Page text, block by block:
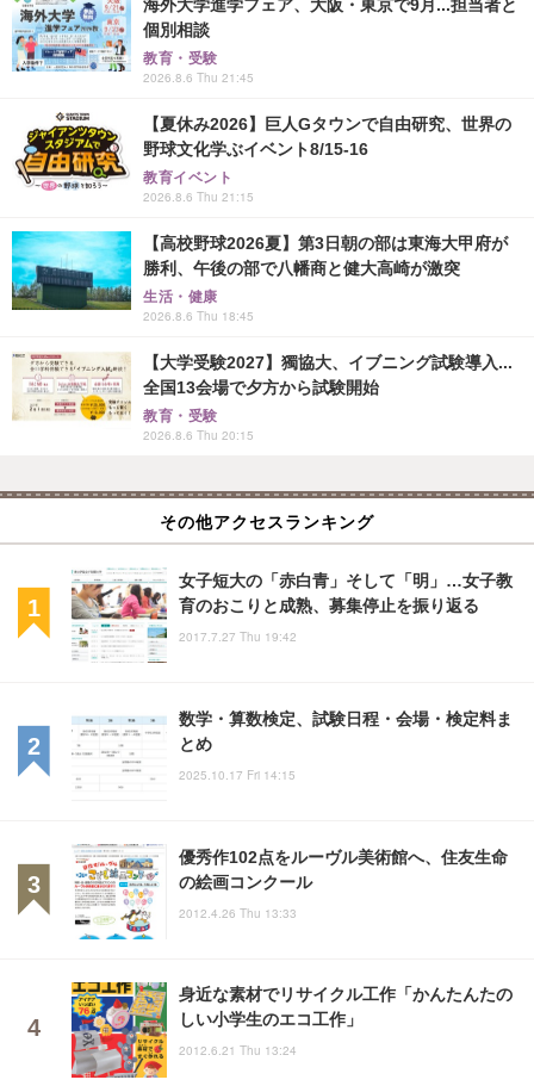
海外大学進学フェア、大阪・東京で9月...担当者と
個別相談
教育・受験
2026.8.6 Thu 21:45
【夏休み2026】巨人Gタウンで自由研究、世界の
野球文化学ぶイベント8/15-16
教育イベント
2026.8.6 Thu 21:15
【高校野球2026夏】第3日朝の部は東海大甲府が
勝利、午後の部で八幡商と健大高崎が激突
生活・健康
2026.8.6 Thu 18:45
【大学受験2027】獨協大、イブニング試験導入...
全国13会場で夕方から試験開始
教育・受験
2026.8.6 Thu 20:15
その他アクセスランキング
女子短大の「赤白青」そして「明」…女子教
育のおこりと成熟、募集停止を振り返る
2017.7.27 Thu 19:42
数学・算数検定、試験日程・会場・検定料ま
とめ
2025.10.17 Fri 14:15
優秀作102点をルーヴル美術館へ、住友生命
の絵画コンクール
2012.4.26 Thu 13:33
身近な素材でリサイクル工作「かんたんたの
しい小学生のエコ工作」
2012.6.21 Thu 13:24